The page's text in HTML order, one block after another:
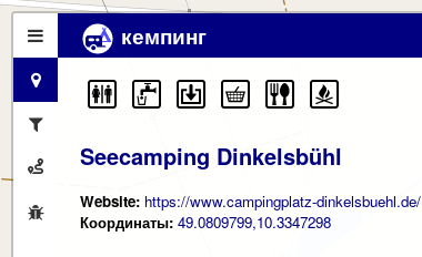
кемпинг
Seecamping Dinkelsbühl
Website: https://www.campingplatz-dinkelsbuehl.de/
Координаты: 49.0809799,10.3347298